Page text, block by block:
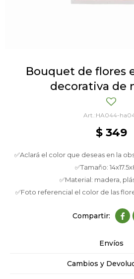
Bouquet de flores
decorativa de
HA044-
$ 349
✅Aclará el color que deseas en la
✅Tamaño:
✅Material: madera,
✅Foto referencial el color de las

Envíos
Cambios y